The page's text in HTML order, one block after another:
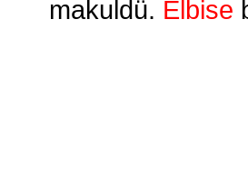
makuldü. Elbise